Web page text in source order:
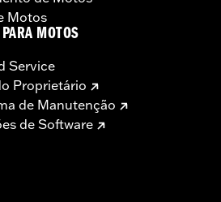
Motos
MOTOS
Service
Proprietário
de Manutenção
de Software